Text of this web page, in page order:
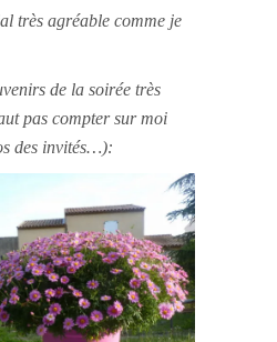
très agréable comme je
de la soirée très
pas compter sur moi
des invités…):